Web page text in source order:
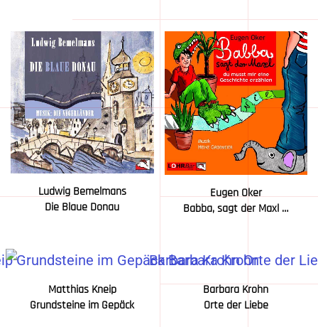
Ludwig Bemelmans
Die Blaue Donau
Eugen Oker
Babba, sagt der Maxl …
Matthias Kneip
Grundsteine im Gepäck
Barbara Krohn
Orte der Liebe